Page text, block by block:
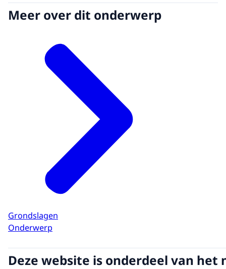
Meer over dit onderwerp
Grondslagen
Onderwerp
Deze website is onderdeel van